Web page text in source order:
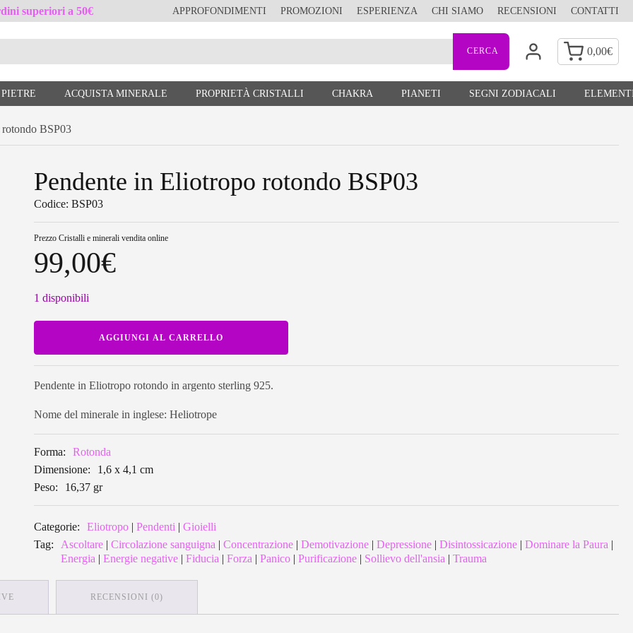
superiori a 50€ APPROFONDIMENTI PROMOZIONI ESPERIENZA CHI SIAMO RECENSIONI CONTATTI
0,00€
ACQUISTA MINERALE PROPRIETÀ CRISTALLI CHAKRA PIANETI SEGNI ZODIACALI
BSP03
Pendente in Eliotropo rotondo BSP03
Codice: BSP03
PrezzoCristalli e minerali vendita online
99,00€
1 disponibili
Eliotropo
rotondo
quantità
AGGIUNGI AL CARRELLO
Pendente in Eliotropo rotondo in argento sterling 925.
Nome del minerale in inglese: Heliotrope
Forma:
Rotonda
Dimensione:
1,6 x 4,1 cm
Peso:
16,37 gr
Categorie: Eliotropo |Pendenti |Gioielli
Tag:
Ascoltare |Circolazione sanguigna |Concentrazione |Demotivazione |Depressione |Disintossicazione |Dominare la Paura |
Energia |Energie negative |Fiducia |Forza |Panico |Purificazione | Sollievo dell'ansia |Trauma
RECENSIONI (0)